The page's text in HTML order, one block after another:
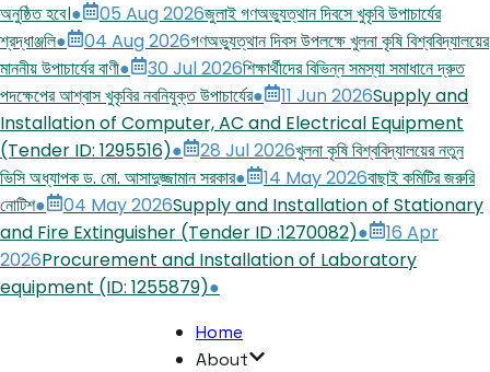
অনুষ্ঠিত হবে।● 05 Aug 2026জুলাই গণঅভ্যুত্থান দিবসে খুকৃবি উপাচার্যের
শ্রদ্ধাঞ্জলি● 04 Aug 2026গণঅভ্যুত্থান দিবস উপলক্ষে খুলনা কৃষি বিশ্ববিদ্যালয়ের
মাননীয় উপাচার্যের বাণী● 30 Jul 2026শিক্ষার্থীদের বিভিন্ন সমস্যা সমাধানে দ্রুত
পদক্ষেপের আশ্বাস খুকৃবির নবনিযুক্ত উপাচার্যের● 11 Jun 2026Supply and
Installation of Computer, AC and Electrical Equipment
(Tender ID: 1295516)● 28 Jul 2026খুলনা কৃষি বিশ্ববিদ্যালয়ের নতুন
ভিসি অধ্যাপক ড. মো. আসাদুজ্জামান সরকার● 14 May 2026বাছাই কমিটির জরুরি
নোটিশ● 04 May 2026Supply and Installation of Stationary
and Fire Extinguisher (Tender ID :1270082)●
16 Apr
2026Procurement and Installation of Laboratory
equipment (ID: 1255879)●
Home
About